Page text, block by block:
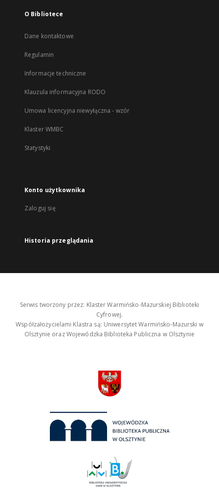
O Bibliotece
Dane kontaktowe
Regulamin
Informacje techniczne
Klauzula informacyjna RODO
Umowa licencyjna niewyłączna - wzór
Klaster WMBC
Statystyki
Konto użytkownika
Zaloguj się
Historia przeglądania
Serwis tworzony przez: Klaster Warmińsko-Mazurskiej Biblioteki
Cyfrowej.
Współzałożycielami Klastra są: Uniwersytet Warmińsko-Mazurski w
Olsztynie oraz Wojewódzka Biblioteka Publiczna w Olsztynie